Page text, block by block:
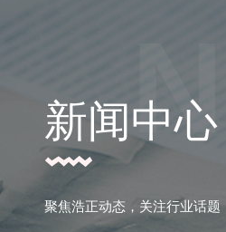
新闻中心
聚焦浩正动态，关注行业话题